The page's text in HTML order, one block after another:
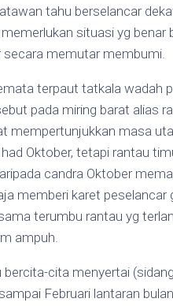
tahu berselancar
situasi yg benar
secara memutar membumi.
terpaut tatkala wadah
pada miring barat alias
mempertunjukkan masa
Oktober, tetapi rantau
candra Oktober
memberi karet
terumbu rantau yg
ampuh.
bercita-cita menyertai
Februari lantaran